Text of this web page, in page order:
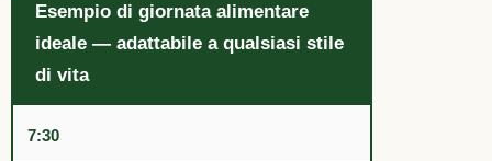
Esempio di giornata alimentare
ideale — adattabile a qualsiasi stile
di vita
7:30